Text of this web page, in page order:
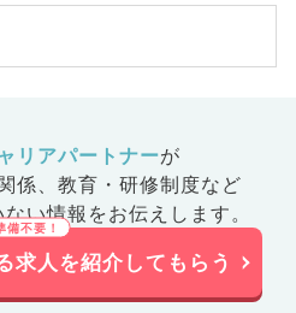
リアパートナーが
係、 教育・研修制度など
い情報をお伝えします。
求人を紹介してもらう